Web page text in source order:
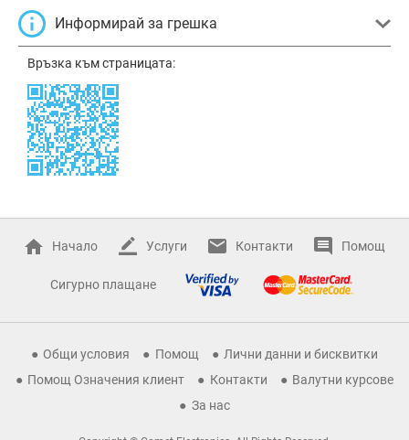
Информирай за грешка
Връзка към страницата:
Начало Услуги Контакти Помощ
Сигурно плащане
Общи условия Помощ
Лични данни и бисквитки
Помощ Означения клиент
Контакти
Валутни курсове
За нас